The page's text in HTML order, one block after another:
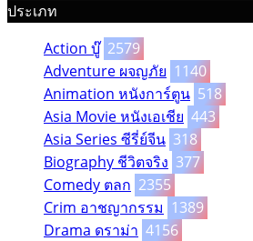
ประเภท
Action บู๊ 2579
Adventure ผจญภัย 1140
Animation หนังการ์ตูน 518
Asia Movie หนังเอเชีย 443
Asia Series ซีรี่ย์จีน 318
Biography ชีวิตจริง 377
Comedy ตลก 2355
Crim อาชญากรรม 1389
Drama ดราม่า 4156